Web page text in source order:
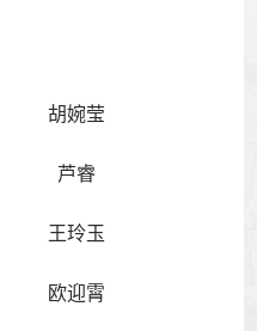
胡婉莹
芦睿
王玲玉
欧迎霄